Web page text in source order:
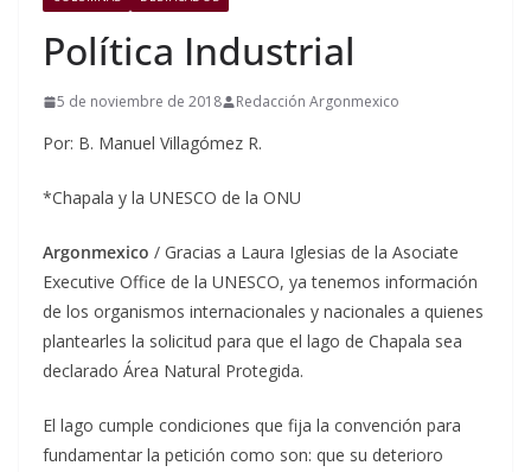
Política Industrial
5 de noviembre de 2018 Redacción Argonmexico
Por: B. Manuel Villagómez R.
*Chapala y la UNESCO de la ONU
Argonmexico / Gracias a Laura Iglesias de la Asociate
Executive Office de la UNESCO, ya tenemos información
de los organismos internacionales y nacionales a quienes
plantearles la solicitud para que el lago de Chapala sea
declarado Área Natural Protegida.
El lago cumple condiciones que fija la convención para
fundamentar la petición como son: que su deterioro